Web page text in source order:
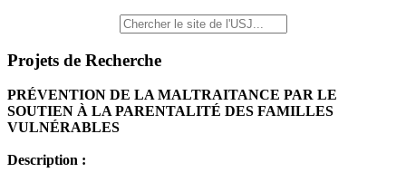
Projets de Recherche
PRÉVENTION DE LA MALTRAITANCE PAR LE
SOUTIEN À LA PARENTALITÉ DES FAMILLES
VULNÉRABLES
Description :